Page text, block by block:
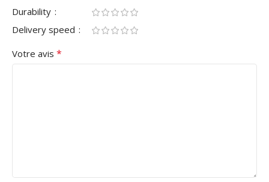
Durability
Delivery speed
Votre avis *